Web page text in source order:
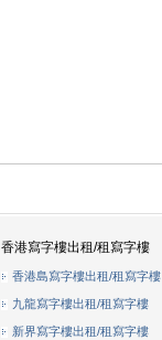
香港寫字樓出租/租寫字樓
香港島寫字樓出租/租寫字樓
九龍寫字樓出租/租寫字樓
新界寫字樓出租/租寫字樓